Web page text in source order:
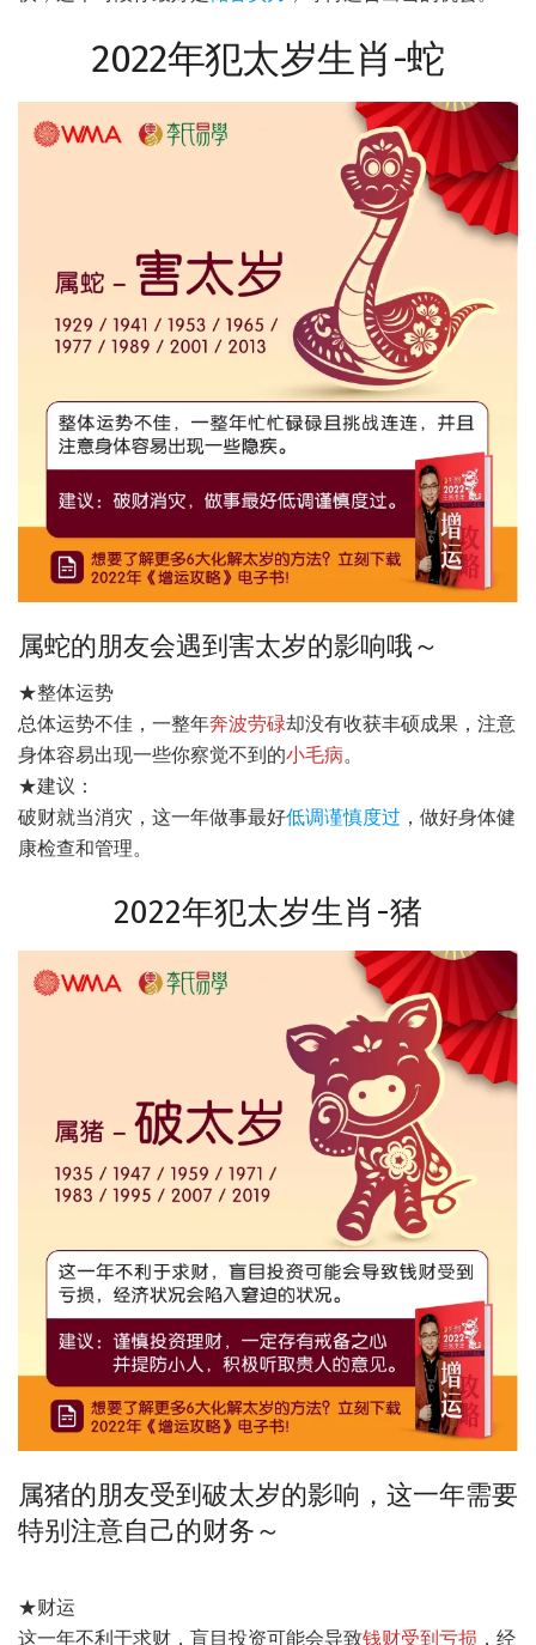
2022年犯太岁生肖-蛇
属蛇的朋友会遇到害太岁的影响哦～
★整体运势
总体运势不佳，一整年奔波劳碌却没有收获丰硕成果，注意
身体容易出现一些你察觉不到的小毛病。
★建议：
破财就当消灾，这一年做事最好低调谨慎度过 ，做好身体健
康检查和管理。
2022年犯太岁生肖-猪
属猪的朋友受到破太岁的影响，这一年需要
特别注意自己的财务～
★财运
这一年不利于求财，盲目投资可能会导致钱财受到亏损 ，经